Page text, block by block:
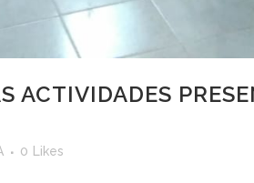
ACTIVIDADES
0 Likes